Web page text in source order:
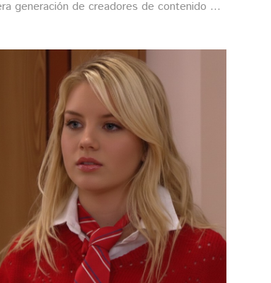
generación de creadores de contenido en